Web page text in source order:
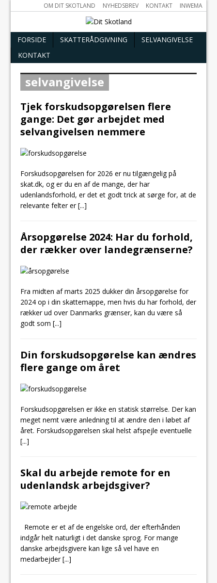
OM DIT SKOTLAND NYHEDSBREV KONTAKT INWEMA
FORSIDE SKATTERÅDGIVNING
SELVANGIVELSE
KONTAKT
selvangivelse
Tjek forskudsopgørelsen flere
gange: Det gør arbejdet med
selvangivelsen nemmere
Forskudsopgørelsen for 2026 er nu tilgængelig på
skat.dk, og er du en af de mange, der har
udenlandsforhold, er det et godt trick at sørge for, at de
relevante felter er[...]
Årsopgørelse 2024: Har du forhold,
der rækker over landegrænserne?
Fra midten af marts 2025 dukker din årsopgørelse for
2024 op i din skattemappe, men hvis du har forhold, der
rækker ud over Danmarks grænser, kan du være så
godt som[...]
Din forskudsopgørelse kan ændres
flere gange om året
Forskudsopgørelsen er ikke en statisk størrelse. Der kan
meget nemt være anledning til at ændre den i løbet af
året. Forskudsopgørelsen skal helst afspejle eventuelle
[...]
Skal du arbejde remote for en
udenlandsk arbejdsgiver?
Remote er et af de engelske ord, der efterhånden
indgår helt naturligt i det danske sprog. For mange
danske arbejdsgivere kan lige så vel have en
medarbejder[...]